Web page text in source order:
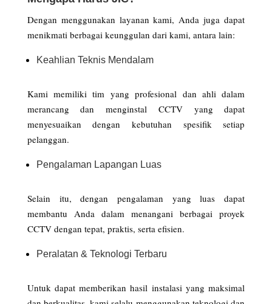
Dengan menggunakan layanan kami, Anda juga dapat
menikmati berbagai keunggulan dari kami, antara lain:
Keahlian Teknis Mendalam
Kami memiliki tim yang profesional dan ahli dalam
merancang dan menginstal CCTV yang dapat
menyesuaikan dengan kebutuhan spesifik setiap
pelanggan.
Pengalaman Lapangan Luas
Selain itu, dengan pengalaman yang luas dapat
membantu Anda dalam menangani berbagai proyek
CCTV dengan tepat, praktis, serta efisien.
Peralatan & Teknologi Terbaru
Untuk dapat memberikan hasil instalasi yang maksimal